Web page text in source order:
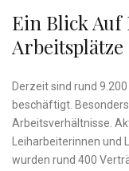
Ein Blick Auf
Derzeit sind rund
beschäftigt.
Arbeitsverhältnisse.
Leiharbeiterinnen und
wurden rund 400